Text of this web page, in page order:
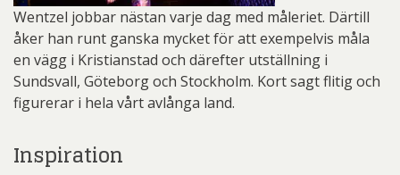
Wentzel jobbar nästan varje dag med måleriet. Därtill
åker han runt ganska mycket för att exempelvis måla
en vägg i Kristianstad och därefter utställning i
Sundsvall, Göteborg och Stockholm. Kort sagt flitig och
figurerar i hela vårt avlånga land.
Inspiration